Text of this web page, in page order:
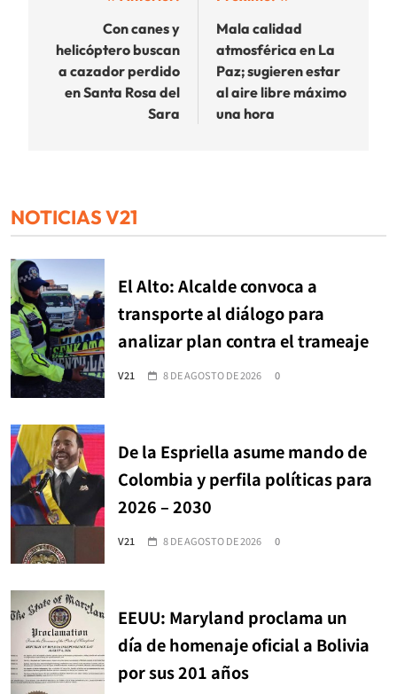
entradas
Con canes y
helicóptero buscan
a cazador perdido
en Santa Rosa del
Sara
Mala calidad
atmosférica en La
Paz; sugieren estar
al aire libre máximo
una hora
NOTICIAS V21
El Alto: Alcalde convoca a
transporte al diálogo para
analizar plan contra el trameaje
V21 8 DE AGOSTO DE 2026 0
De la Espriella asume mando de
Colombia y perfila políticas para
2026 – 2030
V21 8 DE AGOSTO DE 2026 0
EEUU: Maryland proclama un
día de homenaje oficial a Bolivia
por sus 201 años